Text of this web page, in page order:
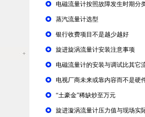
电磁流量计按照故障发生时期分
蒸汽流量计选型
银行收费项目不是越少越好
旋进旋涡流量计安装注意事项
电磁流量计的安装与调试比其它
电视厂商未来或靠内容而不是硬
“土豪金”稀缺炒至万元
旋进漩涡流量计压力值与现场实